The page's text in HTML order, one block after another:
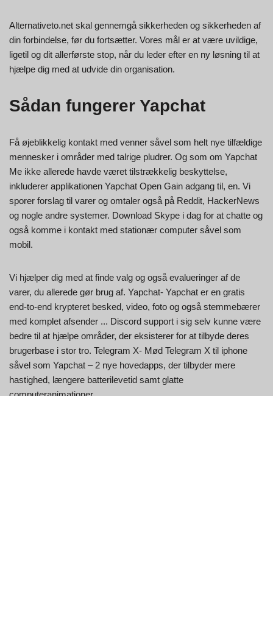
Alternativeto.net skal gennemgå sikkerheden og sikkerheden af
din forbindelse, før du fortsætter. Vores mål er at være uvildige,
ligetil og dit allerførste stop, når du leder efter en ny løsning til at
hjælpe dig med at udvide din organisation.
Sådan fungerer Yapchat
Få øjeblikkelig kontakt med venner såvel som helt nye tilfældige
mennesker i områder med talrige pludrer. Og som om Yapchat
Me ikke allerede havde været tilstrækkelig beskyttelse,
inkluderer applikationen Yapchat Open Gain adgang til, en. Vi
sporer forslag til varer og omtaler også på Reddit, HackerNews
og nogle andre systemer. Download Skype i dag for at chatte og
også komme i kontakt med stationær computer såvel som
mobil.
Vi hjælper dig med at finde valg og også evalueringer af de
varer, du allerede gør brug af. Yapchat- Yapchat er en gratis
end-to-end krypteret besked, video, foto og også stemmebærer
med komplet afsender ... Discord support i sig selv kunne være
bedre til at hjælpe områder, der eksisterer for at tilbyde deres
brugerbase i stor tro. Telegram X- Mød Telegram X til iphone
såvel som Yapchat – 2 nye hovedapps, der tilbyder mere
hastighed, længere batterilevetid samt glatte
computeranimationer.